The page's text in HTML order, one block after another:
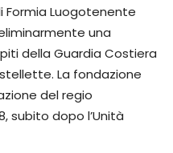
Formia Luogotenente
una
della Guardia Costiera
La fondazione
del regio
subito dopo l’Unità